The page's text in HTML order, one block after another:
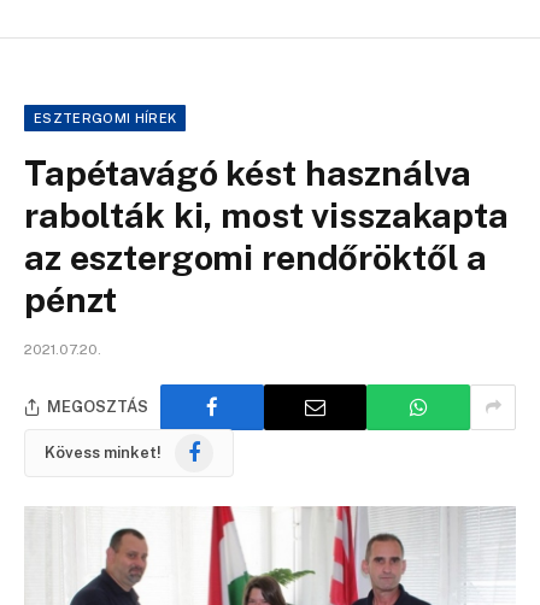
ESZTERGOMI HÍREK
Tapétavágó kést használva
rabolták ki, most visszakapta
az esztergomi rendőröktől a
pénzt
2021.07.20.
MEGOSZTÁS
Kövess minket! Facebook